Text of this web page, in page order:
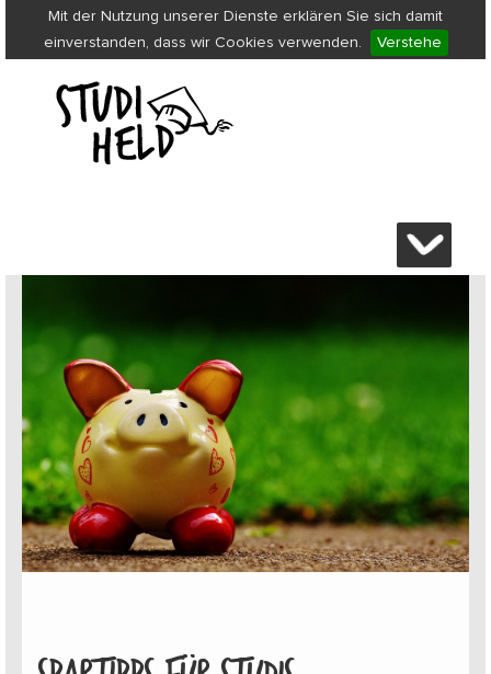
Mit der Nutzung unserer Dienste erklären Sie sich damit
einverstanden, dass wir Cookies verwenden.
Verstehe